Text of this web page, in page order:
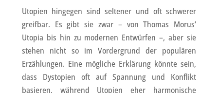
Utopien hingegen sind seltener und oft schwerer
greifbar. Es gibt sie zwar – von Thomas Morus’
Utopia bis hin zu modernen Entwürfen –, aber sie
stehen nicht so im Vordergrund der populären
Erzählungen. Eine mögliche Erklärung könnte sein,
dass Dystopien oft auf Spannung und Konflikt
basieren, während Utopien eher harmonische